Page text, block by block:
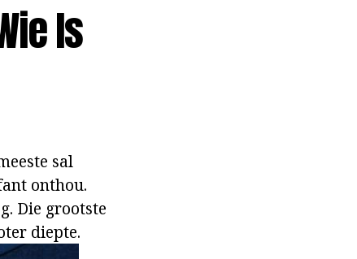
Is
sal
onthou.
Die grootste
diepte.